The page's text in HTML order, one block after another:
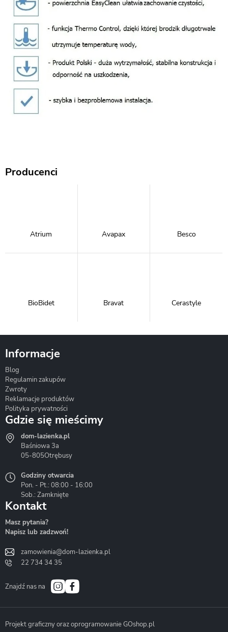
Producenci
Atrium Avapax Besco
BioBidet Bravat Cerastyle
Hydrostop
Liveno
Bath&Spa
Informacje
Blog
Regulamin zakupów
Zwroty
Reklamacje produktów
Polityka prywatności
Gdzie się mieścimy
dom-lazienka.pl
Baśniowa 3a
05-805Otrębusy
Godziny otwarcia
Pon. - Pt.: 08:00 - 16:00
Sob.: Zamknięte
Kontakt
Masz pytania?
Napisz lub zadzwoń!
zamowienia@dom-lazienka.pl
22 734 34 35
Znajdź nas na
Projekt graficzny oraz oprogramowanie GOshop.pl